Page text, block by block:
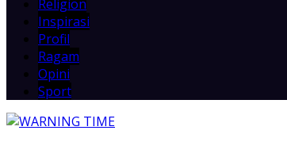
Religion
Inspirasi
Profil
Ragam
Opini
Sport